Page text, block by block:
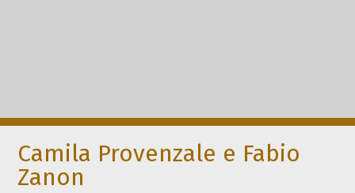
Camila Provenzale e Fabio
Zanon